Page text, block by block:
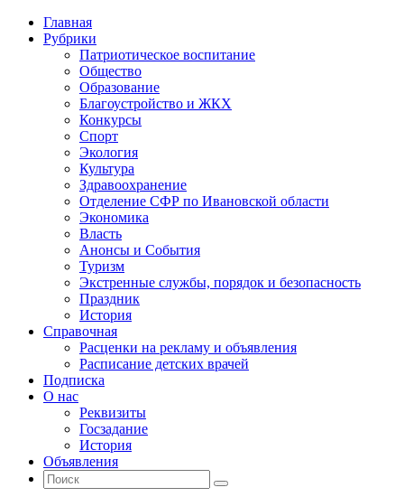
Главная
Рубрики
Патриотическое воспитание
Общество
Образование
Благоустройство и ЖКХ
Конкурсы
Спорт
Экология
Культура
Здравоохранение
Отделение СФР по Ивановской области
Экономика
Власть
Анонсы и События
Туризм
Экстренные службы, порядок и безопасность
Праздник
История
Справочная
Расценки на рекламу и объявления
Расписание детских врачей
Подписка
О нас
Реквизиты
Госзадание
История
Объявления
Поиск
Искать:
Поиск